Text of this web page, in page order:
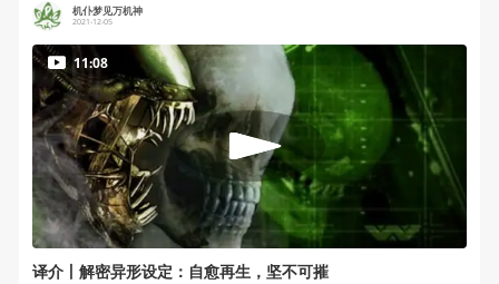
机仆梦见万机神
2021-12-05
11:08
译介丨解密异形设定：自愈再生，坚不可摧